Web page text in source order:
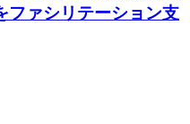
ファシリテーション支